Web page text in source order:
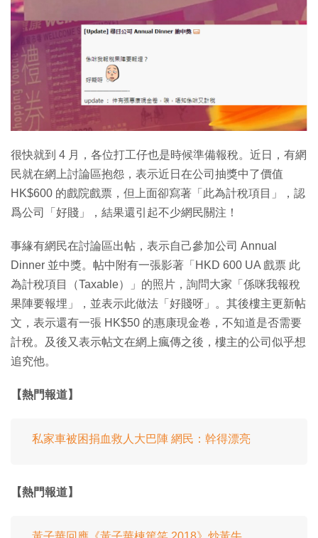
Enterprise Digital Transformation
特集
很快就到 4 月，各位打工仔也是時候準備報稅。近日，有網
民就在網上討論區抱怨，表示近日在公司抽獎中了價值
HK$600 的戲院戲票，但上面卻寫著「此為計稅項目」，認
爲公司「好賤」，結果還引起不少網民關注！
事緣有網民在討論區出帖，表示自己參加公司 Annual
Dinner 並中獎。帖中附有一張影著「HKD 600 UA 戲票 此
為計稅項目（Taxable）」的照片，詢問大家「係咪我報稅
果陣要報埋」，並表示此做法「好賤呀」。其後樓主更新帖
文，表示還有一張 HK$50 的惠康現金卷，不知道是否需要
計稅。及後又表示帖文在網上瘋傳之後，樓主的公司似乎想
追究他。
【熱門報道】
私家車被困捐血救人大巴陣 網民：幹得漂亮
【熱門報道】